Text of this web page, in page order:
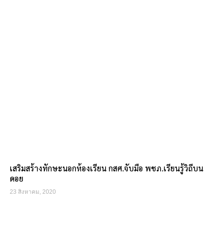
เสริมสร้างทักษะนอกห้องเรียน กสศ.จับมือ พชภ.เรียนรู้วิถีบน
ดอย
23 สิงหาคม, 2020